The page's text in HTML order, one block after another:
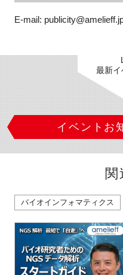
E-mail:
最新イ
イベントお
関
バイオインフォマティクス